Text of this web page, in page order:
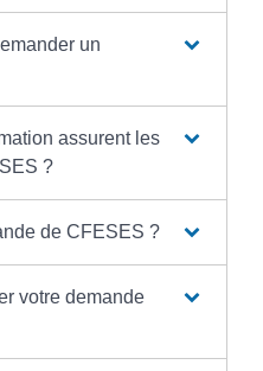
un
assurent les
?
de CFESES ?
votre demande